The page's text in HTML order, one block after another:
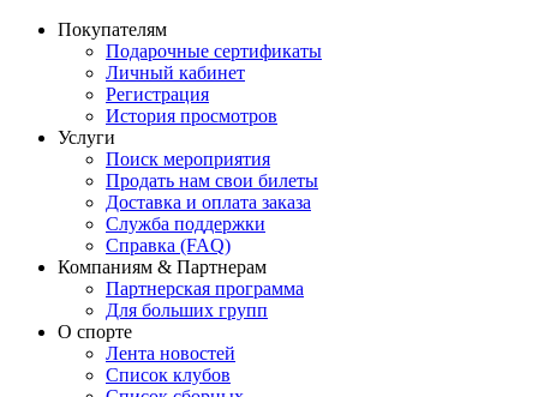
Покупателям
Подарочные сертификаты
Личный кабинет
Регистрация
История просмотров
Услуги
Поиск мероприятия
Продать нам свои билеты
Доставка и оплата заказа
Служба поддержки
Справка (FAQ)
Компаниям & Партнерам
Партнерская программа
Для больших групп
О спорте
Лента новостей
Список клубов